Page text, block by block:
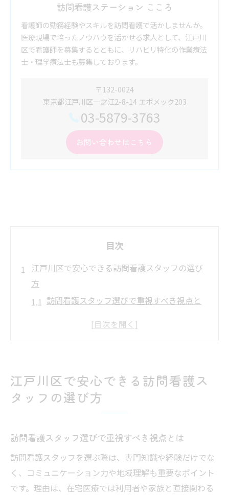
訪問看護ステーション こころ
看護師の勤務経験やスキルを訪問看護で活かしませんか。
医療現場で培ったノウハウを活かせる求人として、江戸川
区で看護師を募集するとともに、リハビリ特化の作業療法
士・理学療法士も募集しております。
〒132-0024
東京都江戸川区一之江2-8-14 エポメック203
03-5879-3763
お問い合わせはこちら
目次
江戸川区で安心できる訪問看護スタッフの選び
方
訪問看護スタッフ選びで重視すべき視点と
専門性の高い訪問看護のメリットを解説
訪問看護サービス利用時のチェックポイン
ト
信頼される訪問看護にはスタッフの専門性が重
要
訪問看護スタッフの資格と経験を知る意義
専門性が高い訪問看護がもたらす安心感
江戸川区で安心できる訪問看護ス
タッフの選び方
訪問看護スタッフ選びで重視すべき視点とは
訪問看護スタッフを選ぶ際は、専門知識や経験だけでな
く、コミュニケーション力や地域理解も重要なポイント
です。理由は、在宅医療では利用者や家族と直接関わる